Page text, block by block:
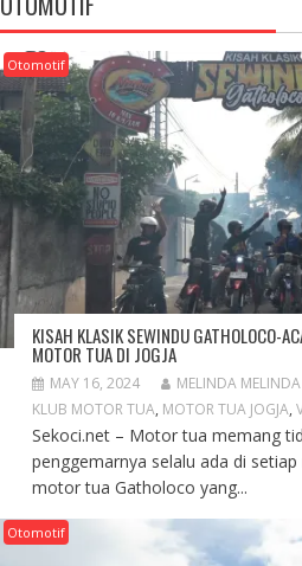
Otomotif
KISAH KLASIK SEWINDU GATHOLOCO-
MOTOR TUA DI JOGJA
MAY 16, 2024 MELINDA MELINDA
KLUB MOTOR TUA, MOTOR TUA JOGJA,
Sekoci.net – Motor tua memang
penggemarnya selalu ada di
motor tua Gatholoco yang...
Otomotif